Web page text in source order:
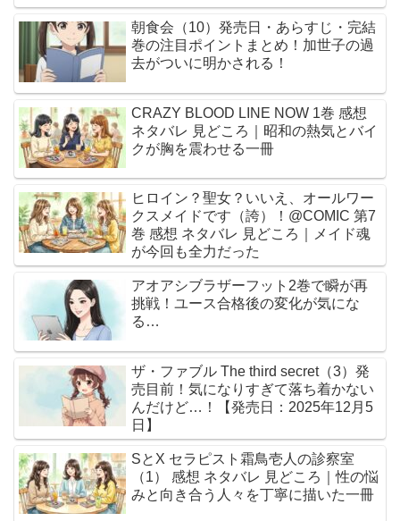
朝食会（10）発売日・あらすじ・完結
巻の注目ポイントまとめ！加世子の過
去がついに明かされる！
CRAZY BLOOD LINE NOW 1巻 感想
ネタバレ 見どころ｜昭和の熱気とバイ
クが胸を震わせる一冊
ヒロイン？聖女？いいえ、オールワー
クスメイドです（誇）！@COMIC 第7
巻 感想 ネタバレ 見どころ｜メイド魂
が今回も全力だった
アオアシブラザーフット2巻で瞬が再
挑戦！ユース合格後の変化が気にな
る…
ザ・ファブル The third secret（3）発
売目前！気になりすぎて落ち着かない
んだけど…！【発売日：2025年12月5
日】
SとX セラピスト霜鳥壱人の診察室
（1） 感想 ネタバレ 見どころ｜性の悩
みと向き合う人々を丁寧に描いた一冊